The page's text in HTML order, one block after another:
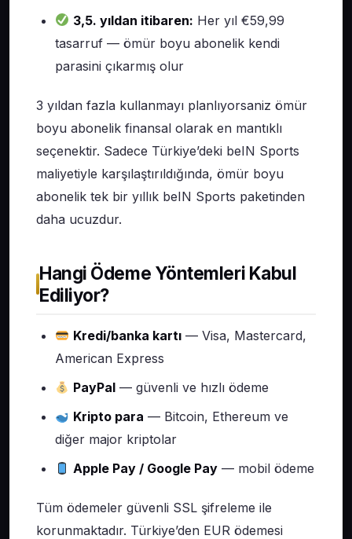
3,5. yıldan itibaren: Her yıl €59,99
tasarruf — ömür boyu abonelik kendi
parasini çıkarmış olur
3 yıldan fazla kullanmayı planlıyorsaniz ömür
boyu abonelik finansal olarak en mantıklı
seçenektir. Sadece Türkiye’deki beIN Sports
maliyetiyle karşılaştırıldığında, ömür boyu
abonelik tek bir yıllık beIN Sports paketinden
daha ucuzdur.
Hangi Ödeme Yöntemleri Kabul
Ediliyor?
Kredi/banka kartı — Visa, Mastercard,
American Express
PayPal — güvenli ve hızlı ödeme
Kripto para — Bitcoin, Ethereum ve
diğer major kriptolar
Apple Pay / Google Pay — mobil ödeme
Tüm ödemeler güvenli SSL şifreleme ile
korunmaktadır. Türkiye’den EUR ödemesi